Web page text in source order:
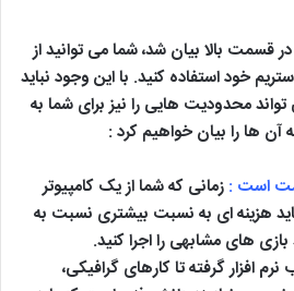
قسمت بالا بیان شد، شما می توانید از
خود استفاده کنید. با این وجود نباید
تواند محدودیت هایی را نیز برای شما به
آن ها را بیان خواهیم کرد :
است : زمانی که شما از یک کامپیوتر
هزینه ای به نسبت بیشتری نسبت به
های مشابهی را اجرا کنید.
افزار گرفته تا کارهای گرافیکی،